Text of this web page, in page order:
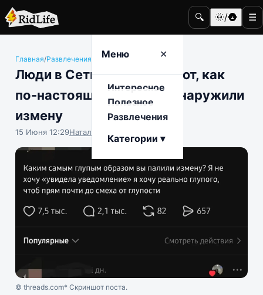
🔍 🌞/🌚 ☰
Меню ✕
Интересное
Полезное
Развлечения
Категории ▾
Главная/Развлечения Интернет и мемы
Люди в Сети рассказывают, как
по-настоящему глупо обнаружили
измену
15 Июня 12:29Наталья Герасимова
© threads.com* Скриншот поста.